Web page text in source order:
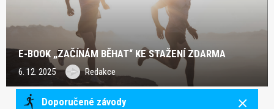
E-BOOK „ZAČÍNÁM BĚHAT“ KE STAŽENÍ ZDARMA
6. 12. 2025 Redakce
Doporučené závody